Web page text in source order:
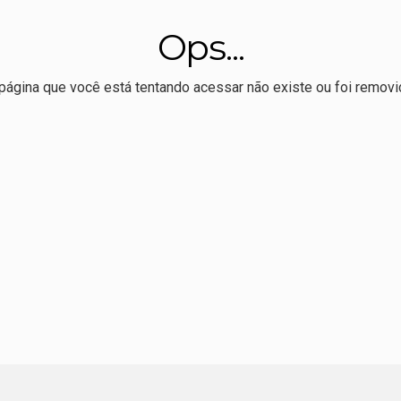
Max sela apoio à reeleição de Pivetta
de Nininho sobre vice de Pivetta: "o que falta é espaço"
Ops...
que você está tentando acessar não existe ou foi